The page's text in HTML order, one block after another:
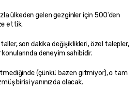
ülkeden gelen gezginler için 500'den
ettik.
son dakika değişiklikleri, özel talepler,
deneyim sahibidir.
(çünkü bazen gitmiyor), o tam
birisi yanınızda olacak.